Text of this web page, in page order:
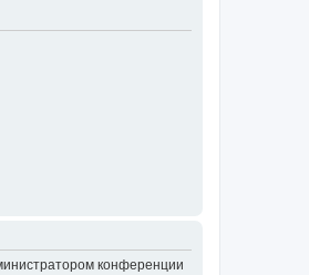
конференции